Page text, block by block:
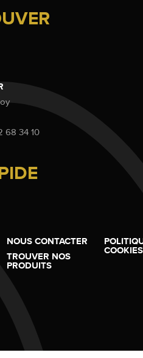
68 34 10
NOUS CONTACTER
TROUVER NOS
PRODUITS
COOKIES